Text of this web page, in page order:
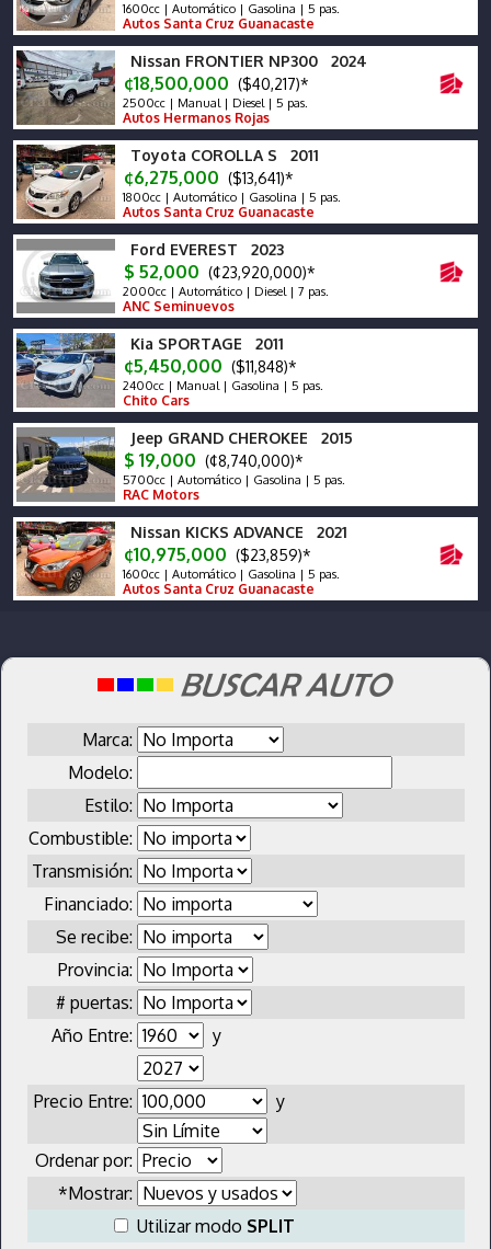
1600cc | Automático | Gasolina | 5 pas.
Autos Santa Cruz Guanacaste
Nissan FRONTIER NP300 2024
¢18,500,000 ($40,217)*
2500cc | Manual | Diesel | 5 pas.
Autos Hermanos Rojas
Toyota COROLLA S 2011
¢6,275,000 ($13,641)*
1800cc | Automático | Gasolina | 5 pas.
Autos Santa Cruz Guanacaste
Ford EVEREST 2023
$ 52,000 (¢23,920,000)*
2000cc | Automático | Diesel | 7 pas.
ANC Seminuevos
Kia SPORTAGE 2011
¢5,450,000 ($11,848)*
2400cc | Manual | Gasolina | 5 pas.
Chito Cars
Jeep GRAND CHEROKEE 2015
$ 19,000 (¢8,740,000)*
5700cc | Automático | Gasolina | 5 pas.
RAC Motors
Nissan KICKS ADVANCE 2021
¢10,975,000 ($23,859)*
1600cc | Automático | Gasolina | 5 pas.
Autos Santa Cruz Guanacaste
Marca:
Modelo:
Estilo:
Combustible:
Transmisión:
Financiado:
Se recibe:
Provincia:
# puertas:
Año Entre:
y
Precio Entre: y
Ordenar por:
*Mostrar:
Utilizar modo SPLIT